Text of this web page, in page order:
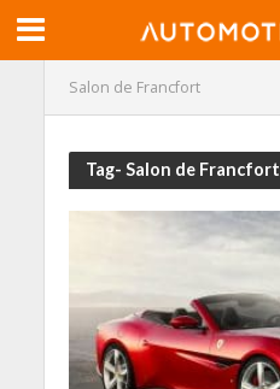
Salon de Francfort
Tag- Salon de Francfort